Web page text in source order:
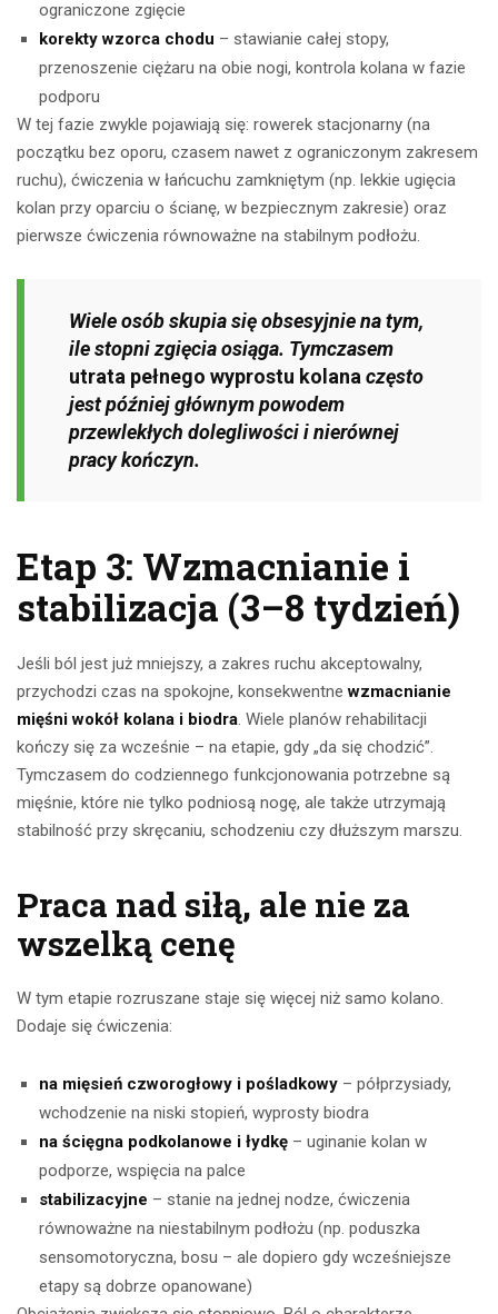
ograniczone zgięcie
korekty wzorca chodu – stawianie całej stopy,
przenoszenie ciężaru na obie nogi, kontrola kolana w fazie
podporu
W tej fazie zwykle pojawiają się: rowerek stacjonarny (na
początku bez oporu, czasem nawet z ograniczonym zakresem
ruchu), ćwiczenia w łańcuchu zamkniętym (np. lekkie ugięcia
kolan przy oparciu o ścianę, w bezpiecznym zakresie) oraz
pierwsze ćwiczenia równoważne na stabilnym podłożu.
Wiele osób skupia się obsesyjnie na tym,
ile stopni zgięcia osiąga. Tymczasem
utrata pełnego wyprostu kolanaczęsto
jest później głównym powodem
przewlekłych dolegliwości i nierównej
pracy kończyn.
Etap 3: Wzmacnianie i
stabilizacja (3–8 tydzień)
Jeśli ból jest już mniejszy, a zakres ruchu akceptowalny,
przychodzi czas na spokojne, konsekwentnewzmacnianie
mięśni wokół kolana i biodra. Wiele planów rehabilitacji
kończy się za wcześnie – na etapie, gdy „da się chodzić”.
Tymczasem do codziennego funkcjonowania potrzebne są
mięśnie, które nie tylko podniosą nogę, ale także utrzymają
stabilność przy skręcaniu, schodzeniu czy dłuższym marszu.
Praca nad siłą, ale nie za
wszelką cenę
W tym etapie rozruszane staje się więcej niż samo kolano.
Dodaje się ćwiczenia:
na mięsień czworogłowy i pośladkowy – półprzysiady,
wchodzenie na niski stopień, wyprosty biodra
na ścięgna podkolanowe i łydkę – uginanie kolan w
podporze, wspięcia na palce
stabilizacyjne – stanie na jednej nodze, ćwiczenia
równoważne na niestabilnym podłożu (np. poduszka
sensomotoryczna, bosu – ale dopiero gdy wcześniejsze
etapy są dobrze opanowane)